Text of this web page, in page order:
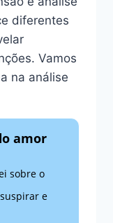
diferentes
Vamos
na análise
amor
sobre o
e